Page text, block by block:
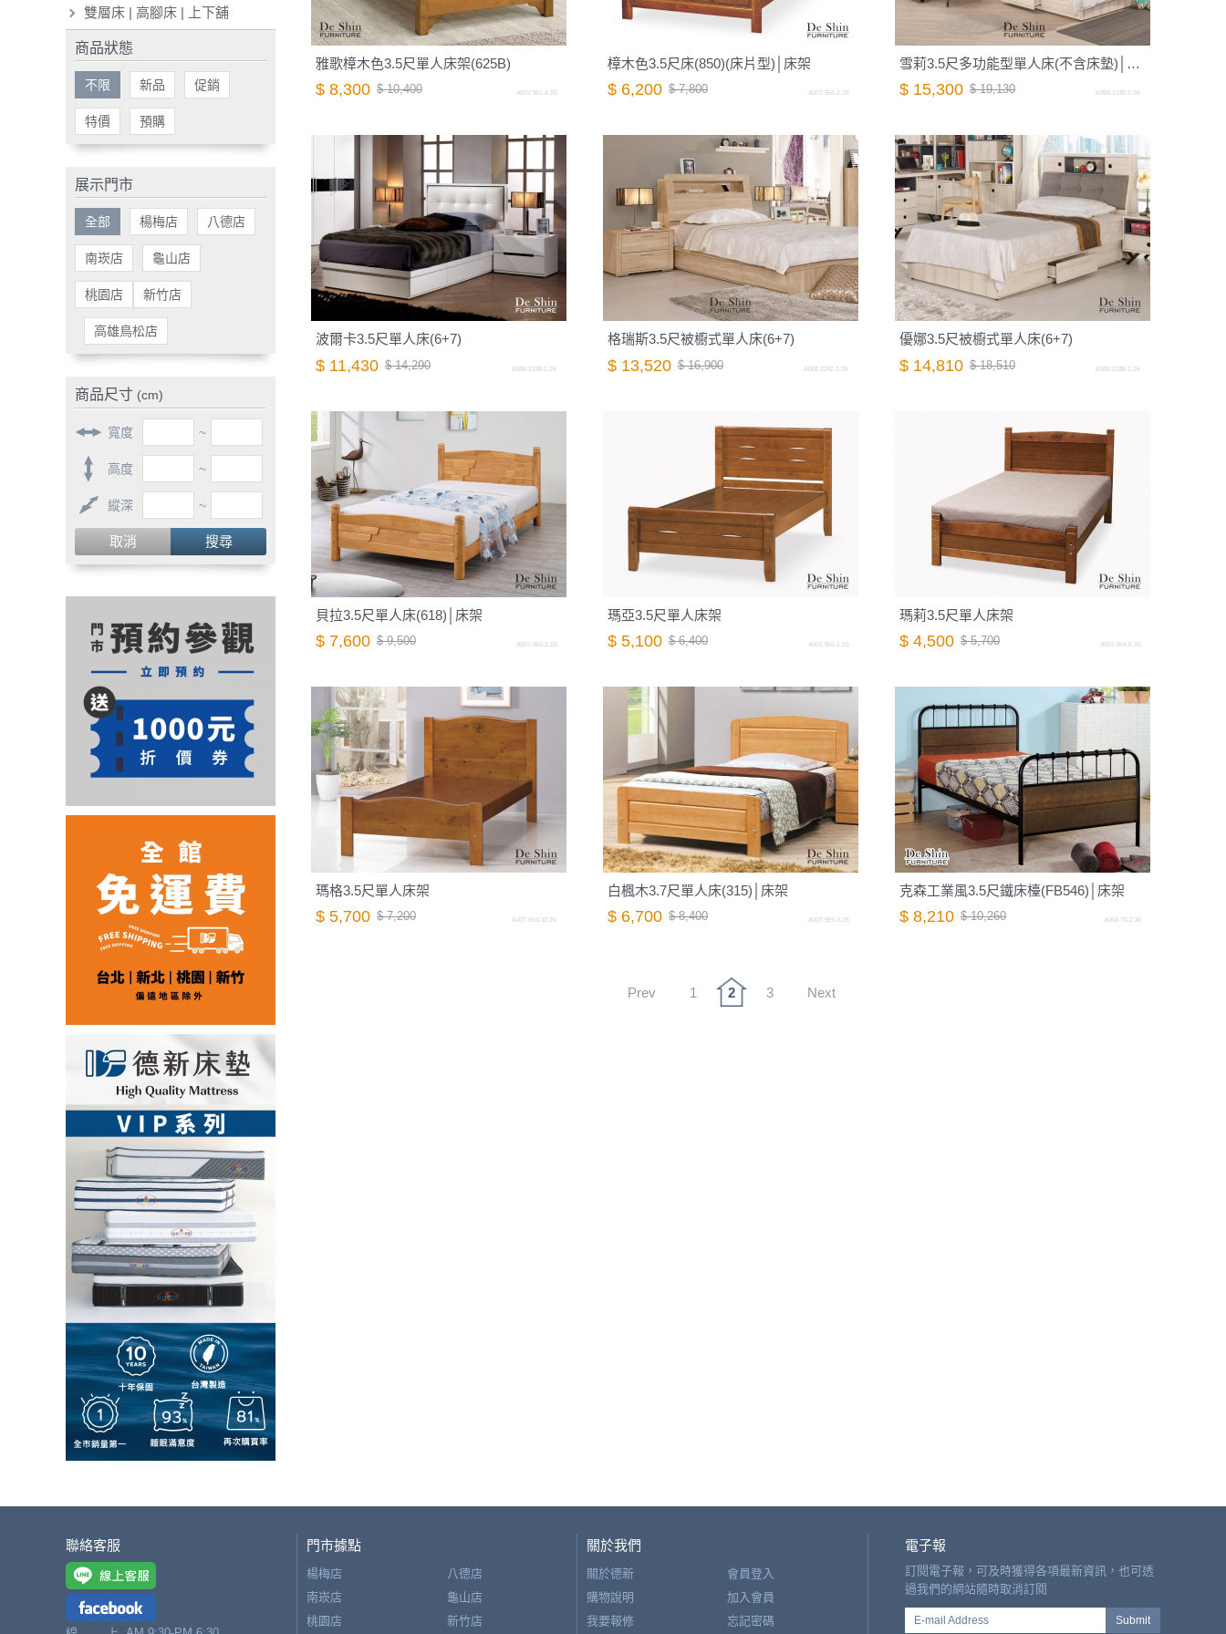
雙層床 | 高腳床 | 上下舖
商品狀態
不限 新品 促銷
特價 預購
展示門市
全部 楊梅店 八德店
南崁店 龜山店
桃園店 新竹店
高雄鳥松店
商品尺寸 (cm)
寬度 ~
高度 ~
縱深 ~
取消 搜尋
雅歌樟木色3.5尺單人床架(625B)
$ 8,300 $ 10,400 A007.561-4.26
樟木色3.5尺床(850)(床片型)│床架
$ 6,200 $ 7,800 A007.556-2.26
雪莉3.5尺多功能型單人床(不含床墊)│床架
$ 15,300 $ 19,130 A088.2183-1.26
波爾卡3.5尺單人床(6+7)
$ 11,430 $ 14,290 A088.2299-1.26
格瑞斯3.5尺被櫥式單人床(6+7)
$ 13,520 $ 16,900 A088.2287-1.26
優娜3.5尺被櫥式單人床(6+7)
$ 14,810 $ 18,510 A088.2189-1.26
貝拉3.5尺單人床(618)│床架
$ 7,600 $ 9,500 A007.560-2.26
瑪亞3.5尺單人床架
$ 5,100 $ 6,400 A007.566-1.26
瑪莉3.5尺單人床架
$ 4,500 $ 5,700 A007.564-5.26
瑪格3.5尺單人床架
$ 5,700 $ 7,200 A007.563-10.26
白楓木3.7尺單人床(315)│床架
$ 6,700 $ 8,400 A007.559-3.26
克森工業風3.5尺鐵床檯(FB546)│床架
$ 8,210 $ 10,260 A064.70-2.26
Prev 1 2 3 Next
聯絡客服 門市據點
楊梅店
八德店
南崁店
龜山店
桃園店
新竹店
關於我們
關於德新
購物說明
我要報修
會員登入
加入會員
忘記密碼
電子報
訂閱電子報，可及時獲得各項最新資訊，也可透
過我們的網站隨時取消訂閱
E-mail Address Submit